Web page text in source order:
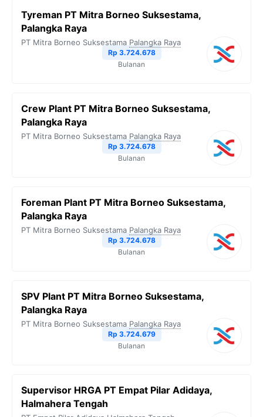
Tyreman PT Mitra Borneo Suksestama,
Palangka Raya
PT Mitra Borneo Suksestama Palangka Raya
Rp 3.724.678
Bulanan
Crew Plant PT Mitra Borneo Suksestama,
Palangka Raya
PT Mitra Borneo Suksestama Palangka Raya
Rp 3.724.678
Bulanan
Foreman Plant PT Mitra Borneo Suksestama,
Palangka Raya
PT Mitra Borneo Suksestama Palangka Raya
Rp 3.724.678
Bulanan
SPV Plant PT Mitra Borneo Suksestama,
Palangka Raya
PT Mitra Borneo Suksestama Palangka Raya
Rp 3.724.679
Bulanan
Supervisor HRGA PT Empat Pilar Adidaya,
Halmahera Tengah